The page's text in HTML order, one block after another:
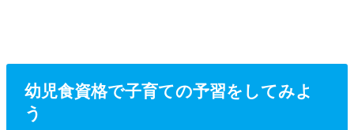
幼児食資格で子育ての予習をしてみよ
う